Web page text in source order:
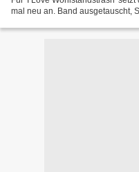
mal neu an. Band ausgetauscht,